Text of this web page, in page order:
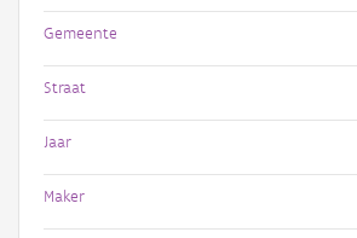
Gemeente
Straat
Jaar
Maker